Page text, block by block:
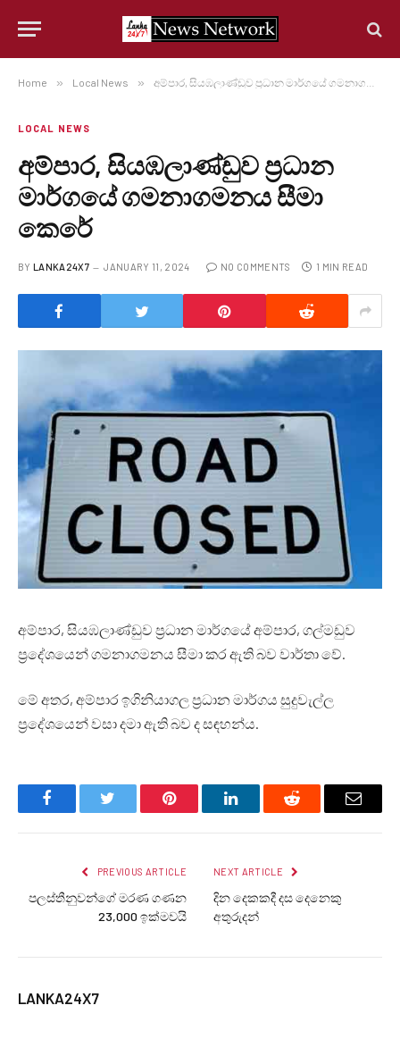
Home » Local News » අම්පාර, සියඹලාණ්ඩුව ප්‍රධාන මාර්ගයේ ගමනාගමනය සීමා කෙරේ
LOCAL NEWS
අම්පාර, සියඹලාණ්ඩුව ප්‍රධාන
මාර්ගයේ ගමනාගමනය සීමා
කෙරේ
BY LANKA24X7 JANUARY 11, 2024 NO COMMENTS 1 MIN READ
අම්පාර, සියඹලාණ්ඩුව ප්‍රධාන මාර්ගයේ අම්පාර, ගල්මඩුව
ප්‍රදේශයෙන් ගමනාගමනය සීමා කර ඇති බව වාර්තා වේ.
මේ අතර, අම්පාර ඉගිනියාගල ප්‍රධාන මාර්ගය සුදුවැල්ල
ප්‍රදේශයෙන් වසා දමා ඇති බව ද සඳහන්ය.
FacebookTwitter Pinterest LinkedInReddit Email
PREVIOUS ARTICLE
පලස්තීනුවන්ගේ මරණ ගණන
23,000 ඉක්මවයි
NEXT ARTICLE
දින දෙකකදී දස දෙනෙකු
අතුරුදන්
LANKA24X7